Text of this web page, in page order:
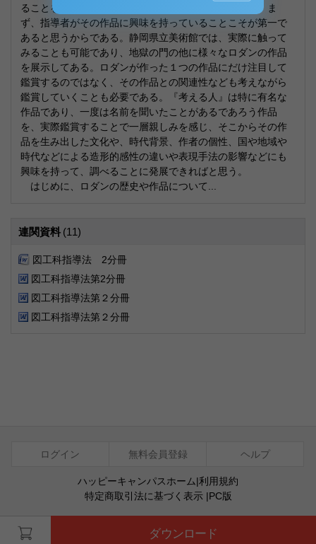
ることを知り、迷いも無くこの作品に決めたのである。ま
ず、指導者がその作品に興味を持っていることこそが第一で
あると思うからである。静岡県立美術館では、実際に触って
みることも可能であり、地獄の門の他に様々なロダンの作品
を展示してある。ロダンが作った１つの作品にだけ注目して
鑑賞するのではなく、その作品との関連性なども考えながら
鑑賞していくことも必要である。『考える人』は特に有名な
作品であり、一度は名前を聞いたことがあるであろう作品
を、実際鑑賞することで一層親しみを感じ、そこからその作
品を生み出した文化や、時代背景、作者の個性、国や地域や
時代などによる造形的感性の違いや表現手法の影響などにも
興味を持って、調べることに発展できればと思う。
はじめに、ロダンの歴史や作品について...
連関資料 (11)
図工科指導法 2分冊
図工科指導法第2分冊
図工科指導法第２分冊
図工科指導法第２分冊
ダウンロード
ログイン 無料会員登録 ヘルプ
ハッピーキャンパスホーム|利用規約
特定商取引法に基づく表示|PC版